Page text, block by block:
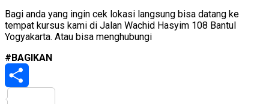
Bagi anda yang ingin cek lokasi langsung bisa datang ke
tempat kursus kami di Jalan Wachid Hasyim 108 Bantul
Yogyakarta. Atau bisa menghubungi
#BAGIKAN